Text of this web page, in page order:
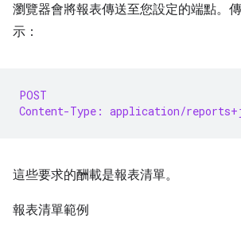
瀏覽器會將報表傳送至您設定的端點。
示：
POST
Content-Type: application/
這些要求的酬載是報表清單。
報表清單範例